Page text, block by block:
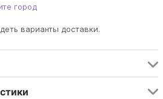
город
варианты доставки.